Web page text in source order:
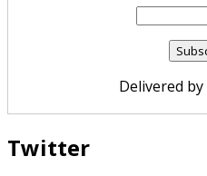
Delivered by
Twitter